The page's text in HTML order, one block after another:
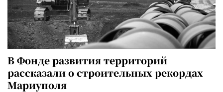
В Фонде развития территорий
рассказали о строительных рекордах
Мариуполя